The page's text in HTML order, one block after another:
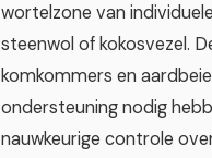
wortelzone van
steenwol of kokosvezel.
komkommers en
ondersteuning nodig
nauwkeurige controle